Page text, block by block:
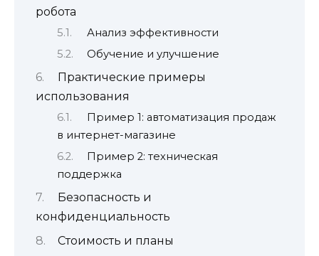
робота
Анализ эффективности
Обучение и улучшение
Практические примеры
использования
Пример 1: автоматизация продаж
в интернет-магазине
Пример 2: техническая
поддержка
Безопасность и
конфиденциальность
Стоимость и планы